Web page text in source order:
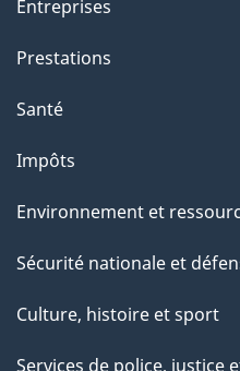
t
a
e
Entreprises
Prestations
Santé
Impôts
Environnement et
Sécurité nationale et
Culture, histoire et sport
Services de police, justice